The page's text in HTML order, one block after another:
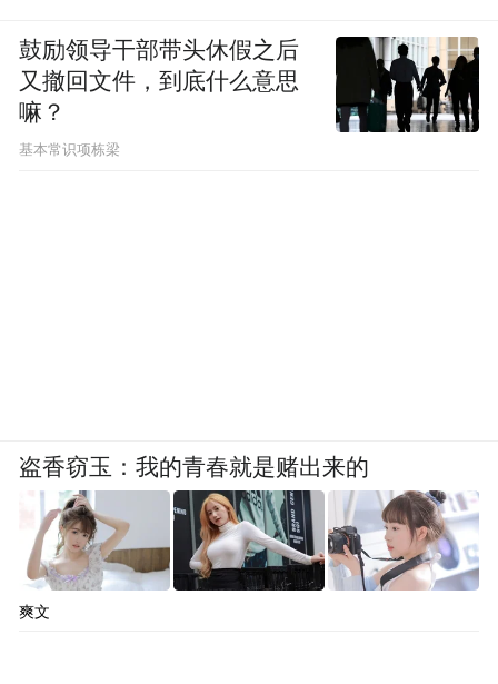
鼓励领导干部带头休假之后
又撤回文件，到底什么意思
嘛？
基本常识项栋梁
盗香窃玉：我的青春就是赌出来的
爽文